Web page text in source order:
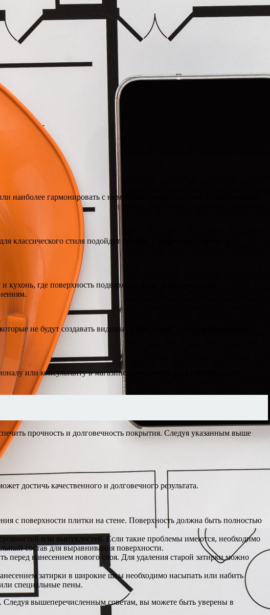
наиболее гармонировать с ним, чтобы создать единый и гармоничный
классического стиля подойдут затирки с эффектом старины или
где поверхность подвержена влаге и загрязнениям,
не будут создавать видимых избыточных слоев на поверхности.
или консультанту в магазине. Они смогут дать рекомендации,
прочность и долговечность покрытия. Следуя указанным выше
достичь качественного и долговечного результата.
с поверхности плитки на стене. Поверхность должна быть полностью
или выпуклостей. Если такие проблемы имеются, необходимо
состав для выравнивания поверхности.
перед нанесением нового слоя. Для удаления старой затирки можно
затирки в широкие швы необходимо насыпать или набить
специальные пены.
Следуя вышеперечисленным советам, вы можете быть уверены в